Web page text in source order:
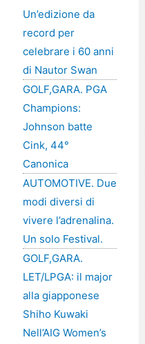
Un’edizione da
record per
celebrare i 60 anni
di Nautor Swan
GOLF,GARA. PGA
Champions:
Johnson batte
Cink, 44°
Canonica
AUTOMOTIVE. Due
modi diversi di
vivere l’adrenalina.
Un solo Festival.
GOLF,GARA.
LET/LPGA: il major
alla giapponese
Shiho Kuwaki
Nell’AIG Women’s